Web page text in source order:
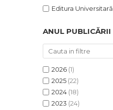
Editura Universitară
ANUL PUBLICĂRII
2026 (1)
2025 (22)
2024 (18)
2023 (24)